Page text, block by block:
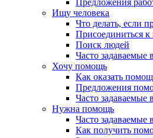
Предложения
Ищу человека
Что делать, если
Присоединиться к
Поиск людей
Часто задаваемые
Хочу помощь
Как оказать
Предложения
Часто задаваемые
Нужна помощь
Часто задаваемые
Как получить